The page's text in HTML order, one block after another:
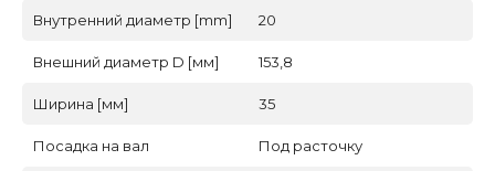
Внутренний диаметр [mm] 20
Внешний диаметр D [мм] 153,8
Ширина [мм] 35
Посадка на вал Под расточку